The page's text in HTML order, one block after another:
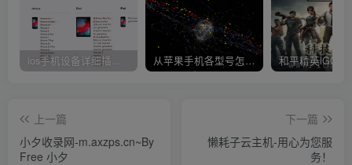
ios手机设备详细插件平刷教程 从苹果手机各型号怎么越狱到怎么开科技完整教程
上一篇
小夕收录网-m.axzps.cn~By
Free 小夕
下一篇
懒耗子云主机-用心为您服
务！